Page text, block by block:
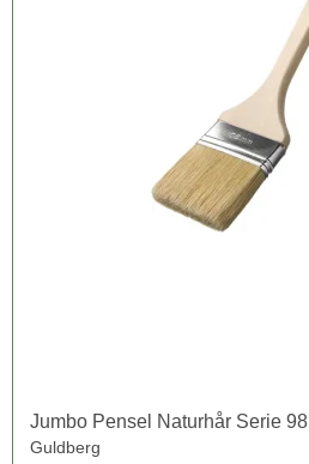
Jumbo Pensel Naturhår Serie 98
Guldberg